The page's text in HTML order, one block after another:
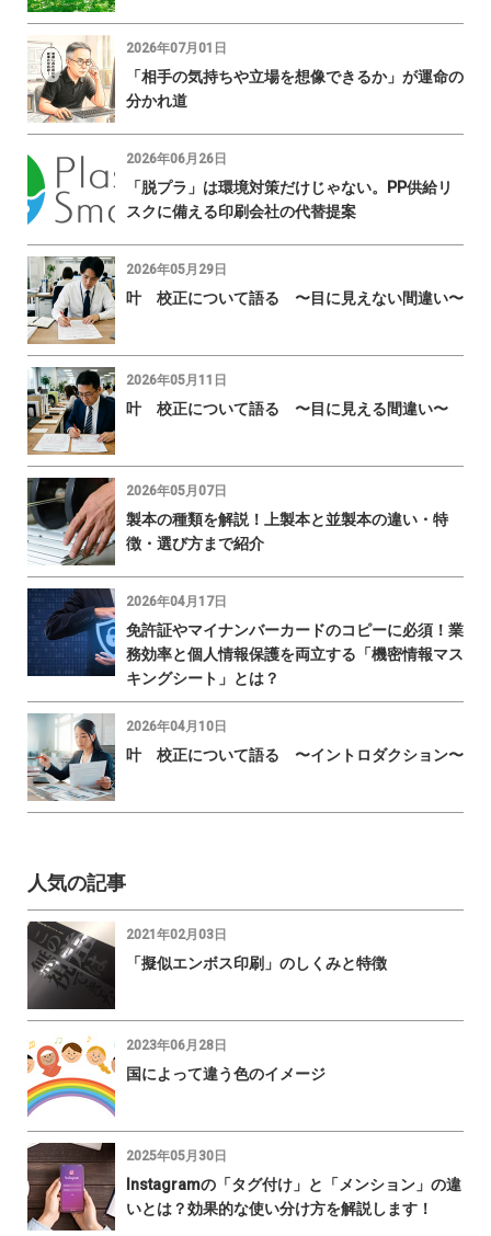
2026年07月01日
「相手の気持ちや立場を想像できるか」が運命の
分かれ道
2026年06月26日
「脱プラ」は環境対策だけじゃない。PP供給リ
スクに備える印刷会社の代替提案
2026年05月29日
叶 校正について語る 〜目に見えない間違い〜
2026年05月11日
叶 校正について語る 〜目に見える間違い〜
2026年05月07日
製本の種類を解説！上製本と並製本の違い・特
徴・選び方まで紹介
2026年04月17日
免許証やマイナンバーカードのコピーに必須！業
務効率と個人情報保護を両立する「機密情報マス
キングシート」とは？
2026年04月10日
叶 校正について語る 〜イントロダクション〜
人気の記事
2021年02月03日
「擬似エンボス印刷」のしくみと特徴
2023年06月28日
国によって違う色のイメージ
2025年05月30日
Instagramの「タグ付け」と「メンション」の違
いとは？効果的な使い分け方を解説します！